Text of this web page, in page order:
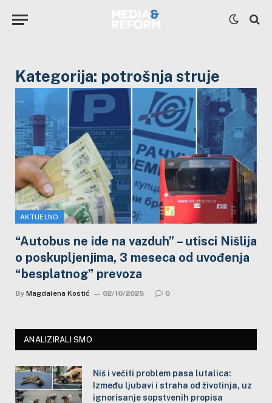
Kategorija: potrošnja struje
AKTUELNO
“Autobus ne ide na vazduh” – utisci Nišlija
o poskupljenjima, 3 meseca od uvođenja
“besplatnog” prevoza
By Magdalena Kostić 02/10/2025 0
ANALIZIRALI SMO
Niš i večiti problem pasa lutalica:
Između ljubavi i straha od životinja, uz
ignorisanje sopstvenih propisa